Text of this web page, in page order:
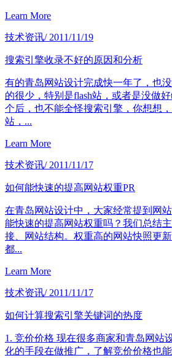
Learn More
技术资讯/ 2011/11/19
搜索引擎收录不好的原因和分析
有的青岛网站设计完成快一年了，也
的很少，特别是flash站，或者是没做
个后，也不能全怪搜索引擎，你想想
站，...
Learn More
技术资讯/ 2011/11/17
如何能快速的提高网站权重PR
在青岛网站设计中，大家经常提到网
能快速的提高网站权重吗？我们总结
接、网站结构。权重高的网站快照更
都...
Learn More
技术资讯/ 2011/11/17
如何计算搜索引擎关键词的热度
1. 竞价价格 现在很多商家和青岛网站
化的手段在做推广，了解竞价价格也